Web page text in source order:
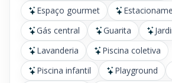
Espaço gourmet
Gás central
Guarita
Lavanderia
Piscina coletiva
Piscina infantil
Playground